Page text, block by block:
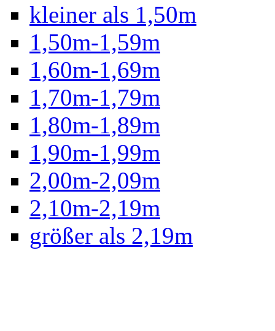
kleiner als 1,50m
1,50m-1,59m
1,60m-1,69m
1,70m-1,79m
1,80m-1,89m
1,90m-1,99m
2,00m-2,09m
2,10m-2,19m
größer als 2,19m